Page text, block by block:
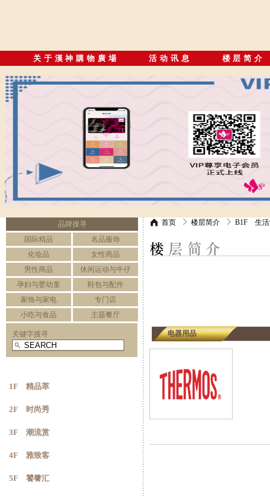
关于漢神購物廣場 活动讯息 楼层简介
品牌搜寻
国际精品
名品服饰
化妆品
女性商品
男性商品
休闲运动与牛仔
孕妇与婴幼童
鞋包与配件
家饰与家电
专门店
小吃与食品
主题餐厅
关键字搜寻
1F 精品萃
2F 时尚秀
3F 潮流赏
4F 雅致客
5F 饕餮汇
首页 楼层简介 B1F 生活
电器用品